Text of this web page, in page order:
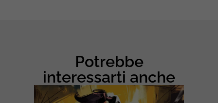
Potrebbe
interessarti anche